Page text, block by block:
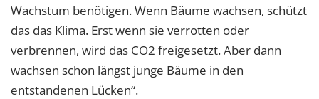
Wachstum benötigen. Wenn Bäume wachsen, schützt
das das Klima. Erst wenn sie verrotten oder
verbrennen, wird das CO2 freigesetzt. Aber dann
wachsen schon längst junge Bäume in den
entstandenen Lücken“.